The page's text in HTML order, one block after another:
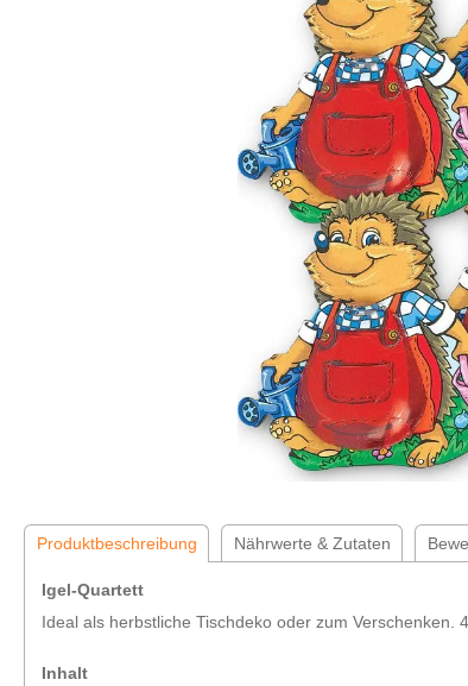
Produktbeschreibung Nährwerte & Zutaten
Igel-Quartett
Ideal als herbstliche Tischdeko oder zum Verschenken.
Inhalt